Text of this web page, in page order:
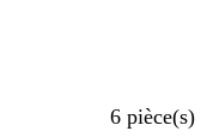
6 pièce(s)